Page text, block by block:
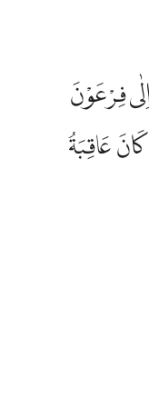
فِرْعَوْنَ
عَاقِبَةُ